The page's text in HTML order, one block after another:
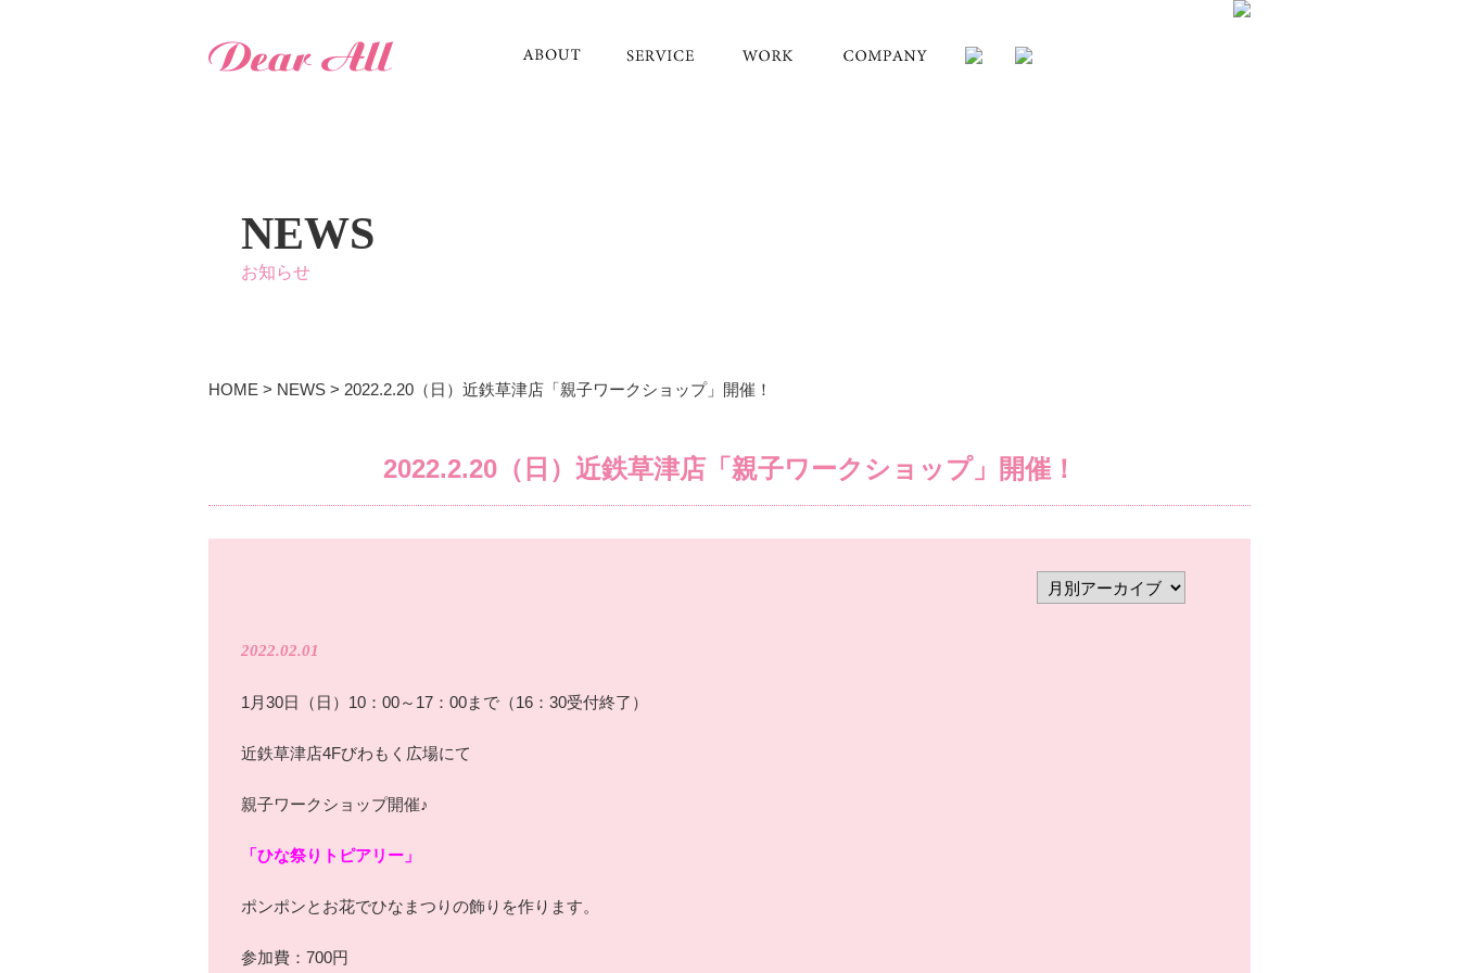
NEWS
お知らせ
HOME > NEWS > 2022.2.20（日）近鉄草津店「親子ワークショップ」開催！
2022.2.20（日）近鉄草津店「親子ワークショップ」開催！
2022.02.01
1月30日（日）10：00～17：00まで（16：30受付終了）
近鉄草津店4Fびわもく広場にて
親子ワークショップ開催♪
「ひな祭りトピアリー」
ポンポンとお花でひなまつりの飾りを作ります。
参加費：700円